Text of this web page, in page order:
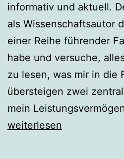
informativ und aktuell.
als Wissenschaftsautor
einer Reihe führender
habe und versuche,
zu lesen, was mir in die
übersteigen zwei
mein
weiterlesen